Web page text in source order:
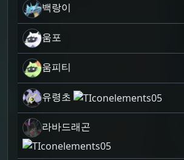
백랑이
움포
움피티
유령초
라바드래곤